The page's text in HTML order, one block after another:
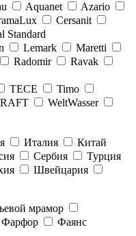
Aquanet
Azario
Cersanit
Standard
Lemark
Maretti
Radomir
Ravak
TECE
Timo
WeltWasser
Италия
Китай
Сербия
Турция
Швейцария
мрамор
Фарфор
Фаянс